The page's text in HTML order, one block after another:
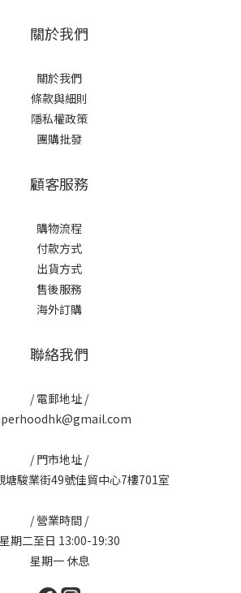
關於我們
關於我們
條款與細則
隱私權政策
團購批發
顧客服務
購物流程
付款方式
出貨方式
售後服務
海外訂購
聯絡我們
/ 電郵地址 /
/ 門市地址 /
塘駿業街49號佳貿中心7樓701室
/ 營業時間 /
星期二至日 13:00-19:30
星期一 休息